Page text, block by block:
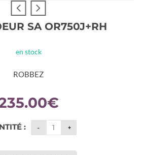
SA OR750J+RH
en stock
ROBBEZ
€
: